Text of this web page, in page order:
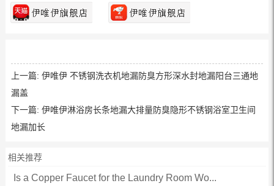
上一篇: 伊唯伊 不锈钢洗衣机地漏防臭方形深水封地漏阳台三通地
漏盖
下一篇: 伊唯伊淋浴房长条地漏大排量防臭隐形不锈钢浴室卫生间
地漏加长
相关推荐
Is a Copper Faucet for the Laundry Room Wo...